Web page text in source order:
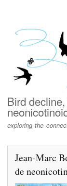
menu
Bird
exploring the
Jean-Marc
de